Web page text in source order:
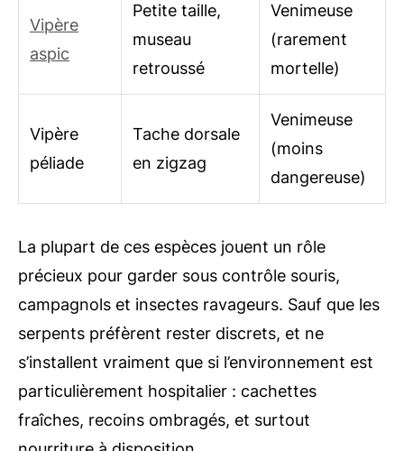
Vipère
aspic
Petite taille,
museau
retroussé
Venimeuse
(rarement
mortelle)
Vipère
péliade
Tache dorsale
en zigzag
Venimeuse
(moins
dangereuse)
La plupart de ces espèces jouent un rôle
précieux pour garder sous contrôle souris,
campagnols et insectes ravageurs. Sauf que les
serpents préfèrent rester discrets, et ne
s’installent vraiment que si l’environnement est
particulièrement hospitalier : cachettes
fraîches, recoins ombragés, et surtout